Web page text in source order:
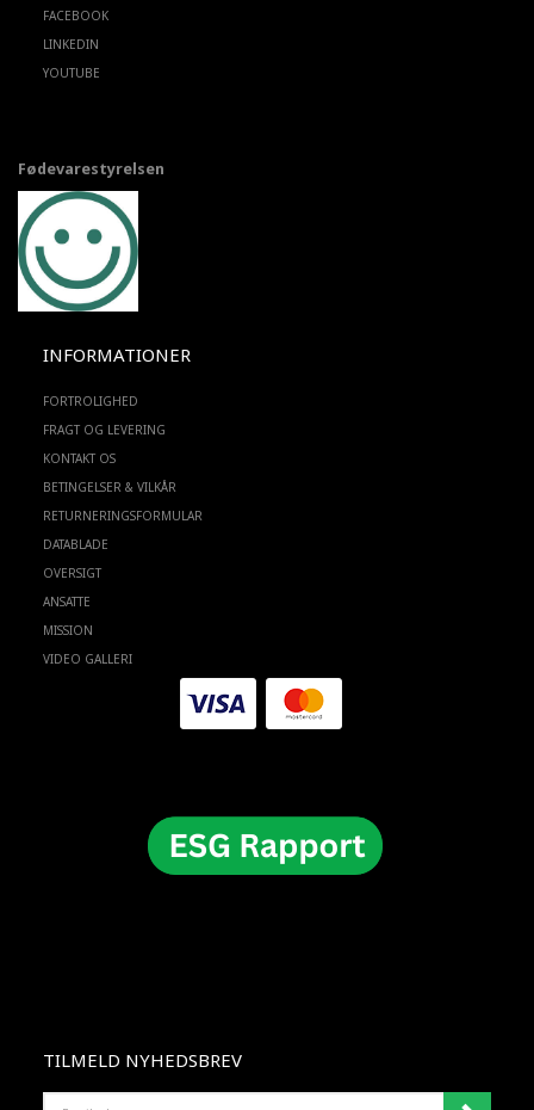
FACEBOOK
LINKEDIN
YOUTUBE
Fødevarestyrelsen
INFORMATIONER
FORTROLIGHED
FRAGT OG LEVERING
KONTAKT OS
BETINGELSER & VILKÅR
RETURNERINGSFORMULAR
DATABLADE
OVERSIGT
ANSATTE
MISSION
VIDEO GALLERI
TILMELD NYHEDSBREV